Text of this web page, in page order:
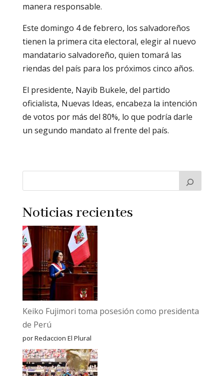
manera responsable.
Este domingo 4 de febrero, los salvadoreños
tienen la primera cita electoral, elegir al nuevo
mandatario salvadoreño, quien tomará las
riendas del país para los próximos cinco años.
El presidente, Nayib Bukele, del partido
oficialista, Nuevas Ideas, encabeza la intención
de votos por más del 80%, lo que podría darle
un segundo mandato al frente del país.
Noticias recientes
Keiko Fujimori toma posesión como presidenta
de Perú
por Redaccion El Plural